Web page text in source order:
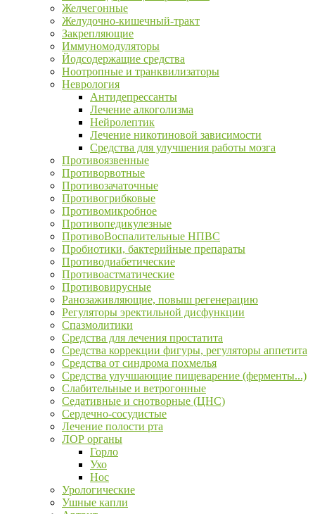
Желчегонные
Желудочно-кишечный-тракт
Закрепляющие
Иммуномодуляторы
Йодсодержащие средства
Ноотропные и транквилизаторы
Неврология
Антидепрессанты
Лечение алкоголизма
Нейролептик
Лечение никотиновой зависимости
Средства для улучшения работы мозга
Противоязвенные
Противорвотные
Противозачаточные
Противогрибковые
Противомикробное
Противопедикулезные
ПротивоВоспалительные НПВС
Пробиотики, бактерийные препараты
Противодиабетические
Противоастматические
Противовирусные
Ранозаживляющие, повыш регенерацию
Регуляторы эректильной дисфункции
Спазмолитики
Средства для лечения простатита
Средства коррекции фигуры, регуляторы аппетита
Средства от синдрома похмелья
Средства улучшающие пищеварение (ферменты...)
Слабительные и ветрогонные
Седативные и снотворные (ЦНС)
Сердечно-сосудистые
Лечение полости рта
ЛОР органы
Горло
Ухо
Нос
Урологические
Ушные капли